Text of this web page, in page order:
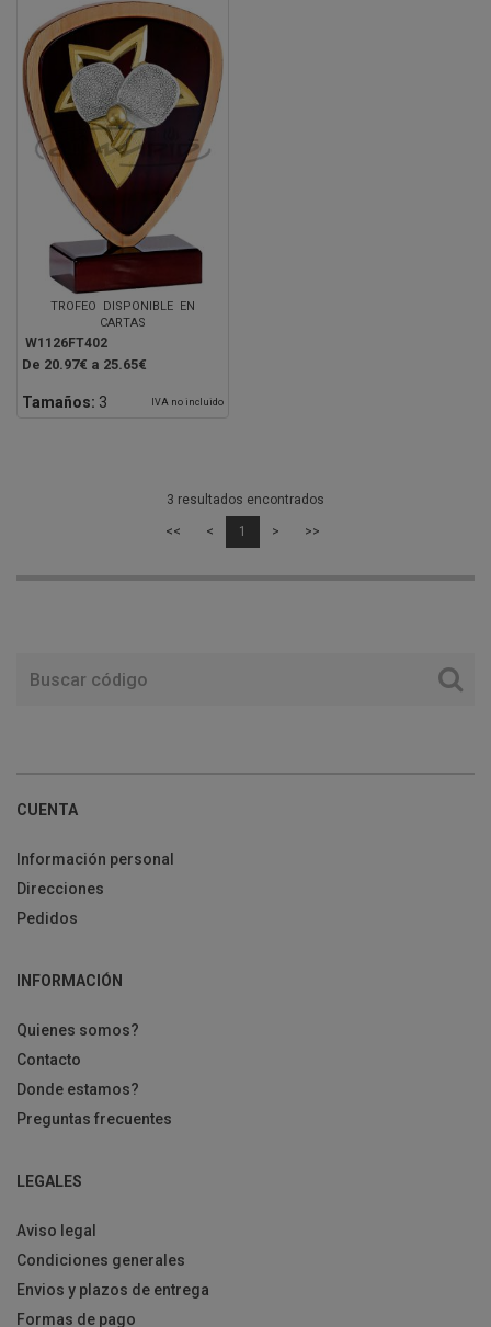
TROFEO DISPONIBLE EN
CARTAS
W1126FT402
De 20.97€ a 25.65€
Tamaños: 3 IVA no incluido
3 resultados encontrados
<< < 1 > >>
CUENTA
Información personal
Direcciones
Pedidos
INFORMACIÓN
Quienes somos?
Contacto
Donde estamos?
Preguntas frecuentes
LEGALES
Aviso legal
Condiciones generales
Envios y plazos de entrega
Formas de pago